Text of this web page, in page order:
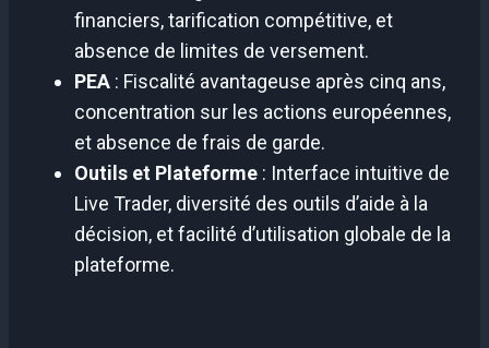
financiers, tarification compétitive, et
absence de limites de versement.
PEA : Fiscalité avantageuse après cinq ans,
concentration sur les actions européennes,
et absence de frais de garde.
Outils et Plateforme : Interface intuitive de
Live Trader, diversité des outils d’aide à la
décision, et facilité d’utilisation globale de la
plateforme.